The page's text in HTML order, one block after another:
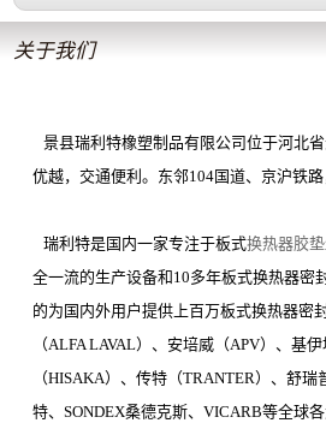
关于我们
景县瑞利特橡塑制品有限公司位于河北
优越，交通便利。东邻104国道、京沪铁路
瑞利特是国内一家专注于板式换热器胶垫
全一流的生产设备和 10多年板式换热器密
的为国内外用户提供上百万板式换热器密
（ALFA LAVAL）、安培威（APV）、基
（HISAKA）、传特（TRANTER）、舒瑞
特、SONDEX桑德克斯、VICARB等全球